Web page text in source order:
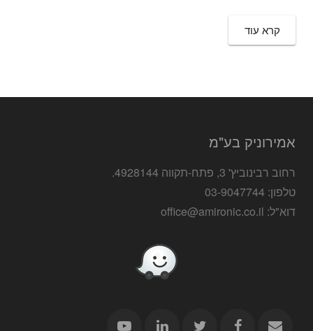
קרא עוד
אמירוניק בע"מ
רחוב רבינוביץ' 3, פתח-תקווה 4928144.
טלפון: 03-9047744
דוא"ל: office@amironic.co.il